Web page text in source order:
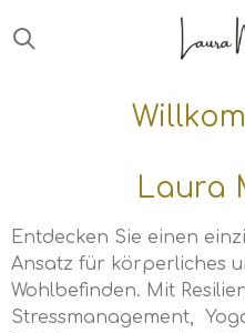
Hauptinhalt
Laura
Entdecken Sie einen
Ansatz für körperliches
Wohlbefinden. Mit
Stressmanagement,